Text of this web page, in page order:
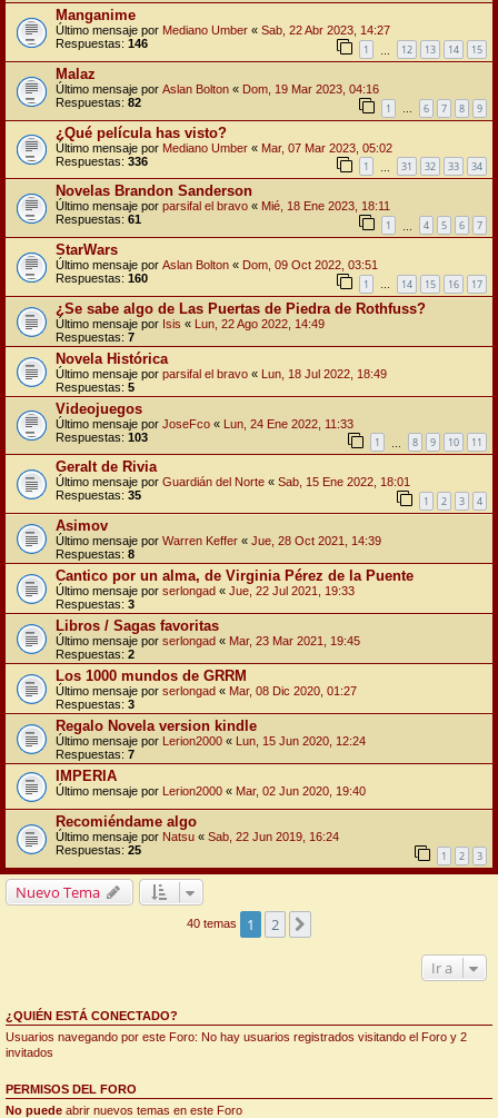
Manganime
Último mensaje por Mediano Umber « Sab, 22 Abr 2023, 14:27
Respuestas: 146 1 12 13 14 15
Malaz
Último mensaje por Aslan Bolton « Dom, 19 Mar 2023, 04:16
Respuestas: 82 1 … 6 7 8 9
¿Qué película has visto?
Último mensaje por Mediano Umber « Mar, 07 Mar 2023, 05:02
Respuestas: 336 1 31 32 33 34
Novelas Brandon Sanderson
Último mensaje por parsifal el bravo « Mié, 18 Ene 2023, 18:11
Respuestas: 61 1 4 5 6 7
StarWars
Último mensaje por Aslan Bolton « Dom, 09 Oct 2022, 03:51
Respuestas: 160 1 … 14 15 16 17
¿Se sabe algo de Las Puertas de Piedra de Rothfuss?
Último mensaje por Isis « Lun, 22 Ago 2022, 14:49
Respuestas: 7
Novela Histórica
Último mensaje por parsifal el bravo « Lun, 18 Jul 2022, 18:49
Respuestas: 5
Videojuegos
Último mensaje por JoseFco « Lun, 24 Ene 2022, 11:33
Respuestas: 103 1 8 9 10 11
Geralt de Rivia
Último mensaje por Guardián del Norte « Sab, 15 Ene 2022, 18:01
Respuestas: 35 1 2 3 4
Asimov
Último mensaje por Warren Keffer « Jue, 28 Oct 2021, 14:39
Respuestas: 8
Cantico por un alma, de Virginia Pérez de la Puente
Último mensaje por serlongad « Jue, 22 Jul 2021, 19:33
Respuestas: 3
Libros / Sagas favoritas
Último mensaje por serlongad « Mar, 23 Mar 2021, 19:45
Respuestas: 2
Los 1000 mundos de GRRM
Último mensaje por serlongad « Mar, 08 Dic 2020, 01:27
Respuestas: 3
Regalo Novela version kindle
Último mensaje por Lerion2000 « Lun, 15 Jun 2020, 12:24
Respuestas: 7
IMPERIA
Último mensaje por Lerion2000 « Mar, 02 Jun 2020, 19:40
Recomiéndame algo
Último mensaje por Natsu « Sab, 22 Jun 2019, 16:24
Respuestas: 25 1 2 3
Nuevo Tema
40 temas 1 2
Ir a
¿QUIÉN ESTÁ CONECTADO?
Usuarios navegando por este Foro: No hay usuarios registrados visitando el Foro y 2
invitados
PERMISOS DEL FORO
No puede abrir nuevos temas en este Foro